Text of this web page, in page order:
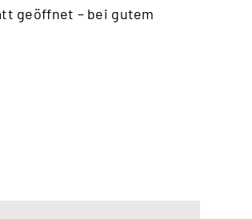
geöffnet – bei gutem